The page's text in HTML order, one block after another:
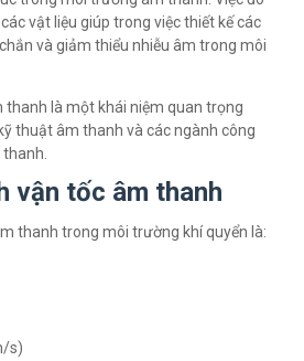
vật liệu giúp trong việc thiết kế các
và giảm thiểu nhiễu âm trong môi
là một khái niệm quan trọng
thuật âm thanh và các ngành công
vận tốc âm thanh
thanh trong môi trường khí quyển là:
s)